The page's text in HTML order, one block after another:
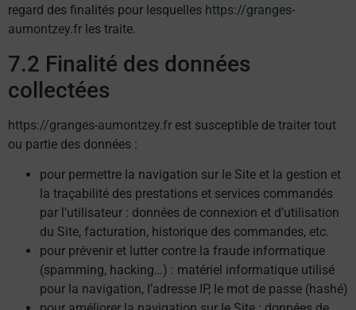
regard des finalités pour lesquelles https://granges-
aumontzey.fr les traite.
7.2 Finalité des données
collectées
https://granges-aumontzey.fr est susceptible de traiter tout
ou partie des données :
pour permettre la navigation sur le Site et la gestion et
la traçabilité des prestations et services commandés
par l’utilisateur : données de connexion et d’utilisation
du Site, facturation, historique des commandes, etc.
pour prévenir et lutter contre la fraude informatique
(spamming, hacking…) : matériel informatique utilisé
pour la navigation, l’adresse IP, le mot de passe (hashé)